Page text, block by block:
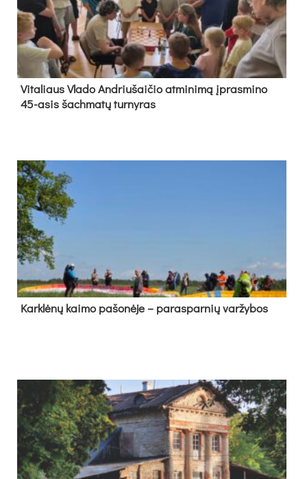
Vi­ta­liaus Vla­do And­riu­šai­čio at­mi­ni­mą įpras­mi­no
45-asis šach­ma­tų tur­ny­ras
Kark­lė­nų kai­mo pa­šo­nė­je – pa­ras­par­nių var­žy­bos